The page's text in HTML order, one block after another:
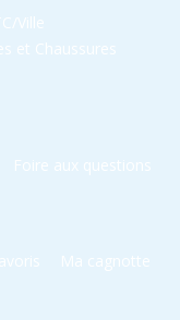
Ville
et Chaussures
Foire aux questions
Ma cagnotte